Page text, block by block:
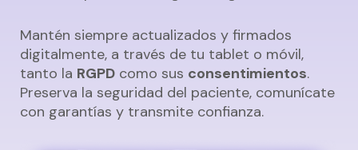
Mantén siempre actualizados y firmados
digitalmente, a través de tu tablet o móvil,
tanto la RGPD como sus consentimientos.
Preserva la seguridad del paciente, comunícate
con garantías y transmite confianza.